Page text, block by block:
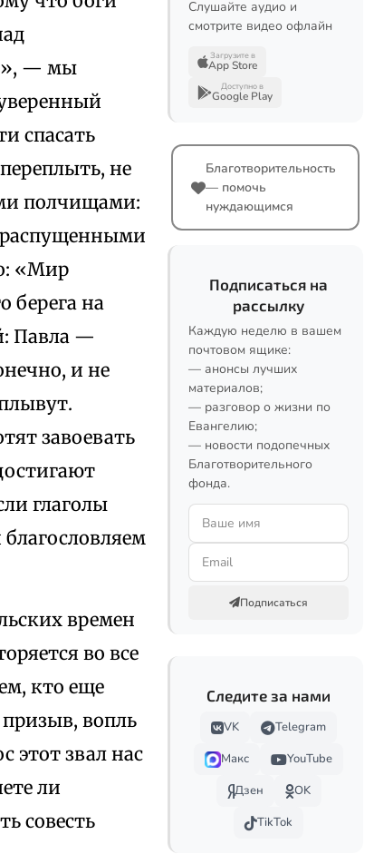
— мы
спасать
не
полчищами:
распущенными
«Мир
берега на
Павла —
и не
завоевать
глаголы
времен
во все
кто еще
вопль
этот звал нас
ли
совесть
Слушайте аудио и
смотрите видео офлайн
Загрузите в
App Store
Доступно в
Google Play
Благотворительность
— помочь
нуждающимся
Подписаться на
рассылку
Каждую неделю в вашем
почтовом ящике:
— анонсы лучших
материалов;
— разговор о жизни по
Евангелию;
— новости подопечных
Благотворительного
фонда.
Подписаться
Следите за нами
VK
Telegram
Макс
YouTube
Дзен
OK
TikTok